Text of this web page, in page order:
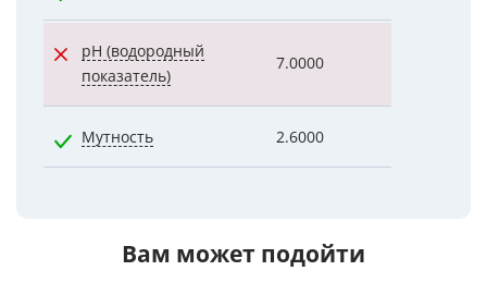
pH (водородный
показатель)
7.0000
Мутность 2.6000
Вам может подойти